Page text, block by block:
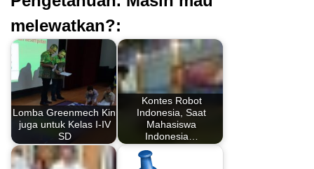
melewatkan?:
Lomba Greenmech Kini
juga untuk Kelas I-IV
SD
Kontes Robot
Indonesia, Saat
Mahasiswa
Indonesia…